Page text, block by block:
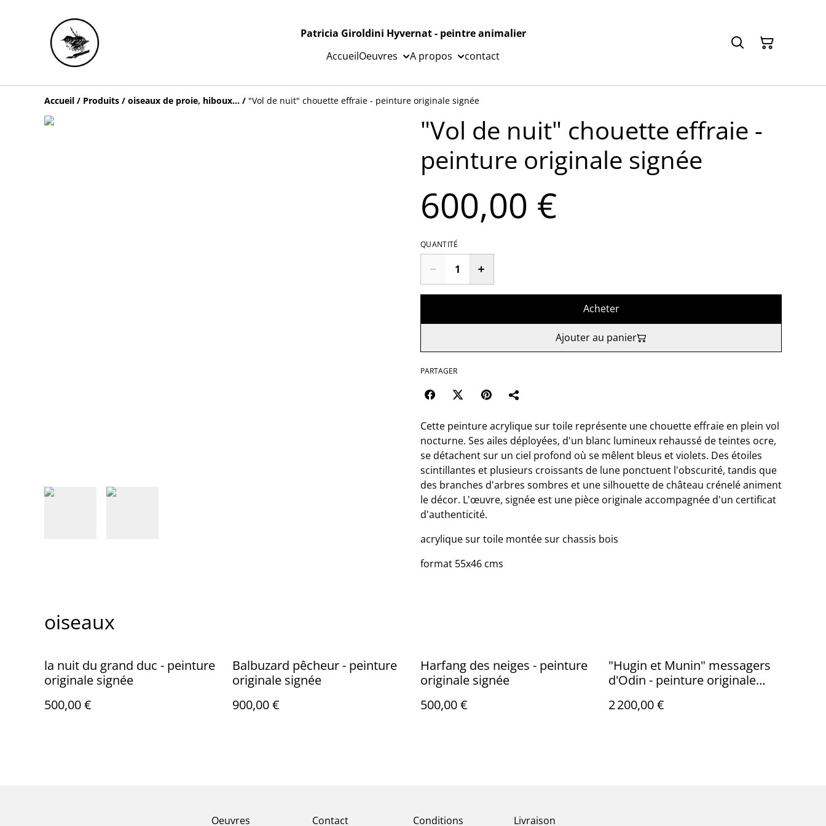
Patricia Giroldini Hyvernat - peintre animalier
AccueilOeuvres A propos contact
Accueil / Produits / oiseaux de proie, hiboux... / "Vol de nuit" chouette effraie - peinture originale signée
"Vol de nuit" chouette effraie -
peinture originale signée
600,00 €
QUANTITÉ
Acheter
Ajouter au panier
PARTAGER
Cette peinture acrylique sur toile représente une chouette effraie en plein vol
nocturne. Ses ailes déployées, d'un blanc lumineux rehaussé de teintes ocre,
se détachent sur un ciel profond où se mêlent bleus et violets. Des étoiles
scintillantes et plusieurs croissants de lune ponctuent l'obscurité, tandis que
des branches d'arbres sombres et une silhouette de château crénelé animent
le décor. L'œuvre, signée est une pièce originale accompagnée d'un certificat
d'authenticité.
acrylique sur toile montée sur chassis bois
format 55x46 cms
oiseaux
la nuit du grand duc - peinture
originale signée
500,00 €
Balbuzard pêcheur - peinture
originale signée
900,00 €
Harfang des neiges - peinture
originale signée
500,00 €
"Hugin et Munin" messagers
d'Odin - peinture originale
2 200,00 €
Oeuvres Contact Conditions Livraison